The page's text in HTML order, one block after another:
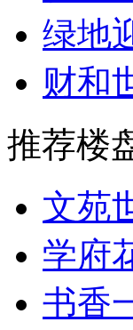
绿地
财和
推荐楼
文苑
学府
书香